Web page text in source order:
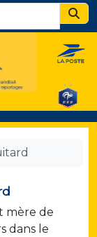
mère de
dans le